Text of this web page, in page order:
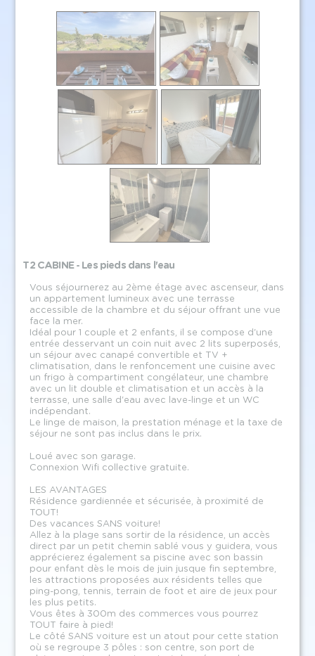
T2 CABINE - Les pieds dans l'eau
Vous séjournerez au 2ème étage avec ascenseur, dans
un appartement lumineux avec une terrasse
accessible de la chambre et du séjour offrant une vue
face la mer.
Idéal pour 1 couple et 2 enfants, il se compose d'une
entrée desservant un coin nuit avec 2 lits superposés,
un séjour avec canapé convertible et TV +
climatisation, dans le renfoncement une cuisine avec
un frigo à compartiment congélateur, une chambre
avec un lit double et climatisation et un accès à la
terrasse, une salle d'eau avec lave-linge et un WC
indépendant.
Le linge de maison, la prestation ménage et la taxe de
séjour ne sont pas inclus dans le prix.
Loué avec son garage.
Connexion Wifi collective gratuite.
LES AVANTAGES
Résidence gardiennée et sécurisée, à proximité de
TOUT!
Des vacances SANS voiture!
Allez à la plage sans sortir de la résidence, un accès
direct par un petit chemin sablé vous y guidera, vous
apprécierez également sa piscine avec son bassin
pour enfant dès le mois de juin jusque fin septembre,
les attractions proposées aux résidents telles que
ping-pong, tennis, terrain de foot et aire de jeux pour
les plus petits.
Vous êtes à 300m des commerces vous pourrez
TOUT faire à pied!
Le côté SANS voiture est un atout pour cette station
où se regroupe 3 pôles : son centre, son port de